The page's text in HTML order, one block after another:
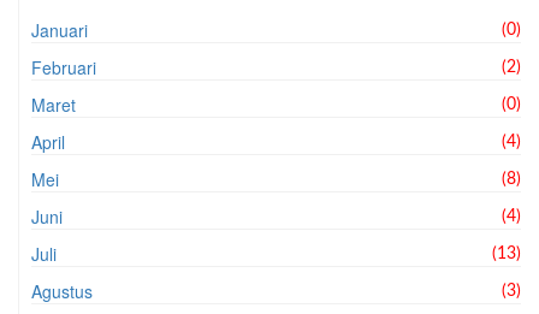
Januari (0)
Februari (2)
Maret (0)
April (4)
Mei (8)
Juni (4)
Juli (13)
Agustus (3)